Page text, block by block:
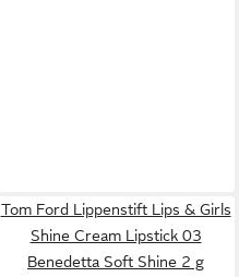
Tom Ford Lippenstift Lips & Girls
Shine Cream Lipstick 03
Benedetta Soft Shine 2 g